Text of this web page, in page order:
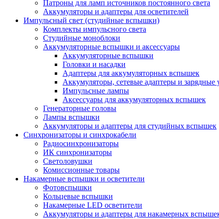
Патроны для ламп источников постоянного света
Аккумуляторы и адаптеры для осветителей
Импульсный свет (студийные вспышки)
Комплекты импульсного света
Студийные моноблоки
Аккумуляторные вспышки и аксессуары
Аккумуляторные вспышки
Головки и насадки
Адаптеры для аккумуляторных вспышек
Аккумуляторы, сетевые адаптеры и зарядные
Импульсные лампы
Аксессуары для аккумуляторных вспышек
Генераторные головы
Лампы вспышки
Аккумуляторы и адаптеры для студийных вспышек
Синхронизаторы и синхрокабели
Радиосинхронизаторы
ИК синхронизаторы
Светоловушки
Комиссионные товары
Накамерные вспышки и осветители
Фотовспышки
Кольцевые вспышки
Накамерные LED осветители
Аккумуляторы и адаптеры для накамерных